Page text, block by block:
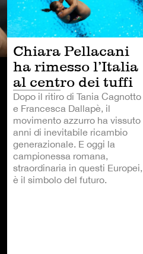
Chiara Pellacani
ha rimesso l’Italia
al centro dei tuffi
Dopo il ritiro di Tania Cagnotto
e Francesca Dallapè, il
movimento azzurro ha vissuto
anni di inevitabile ricambio
generazionale. E oggi la
campionessa romana,
straordinaria in questi Europei,
è il simbolo del futuro.